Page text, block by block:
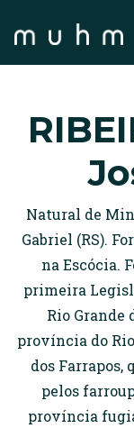
Natural de
Gabriel (RS).
na Escócia.
primeira
Rio Grande
província do
dos
pelos
província